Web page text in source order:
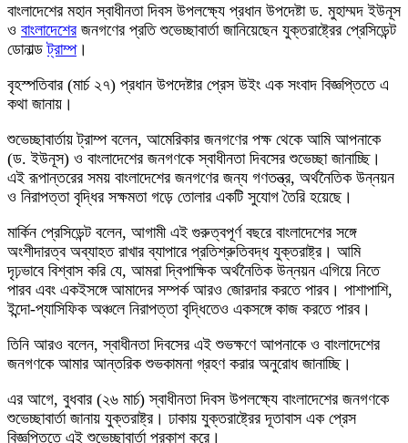
বাংলাদেশের মহান স্বাধীনতা দিবস উপলক্ষ্যে প্রধান উপদেষ্টা ড. মুহাম্মদ ইউনূস
ও বাংলাদেশেরজনগণের প্রতি শুভেচ্ছাবার্তা জানিয়েছেন যুক্তরাষ্ট্রের প্রেসিডেন্ট
ডোনাল্ডট্রাম্প।
বৃহস্পতিবার (মার্চ ২৭) প্রধান উপদেষ্টার প্রেস উইং এক সংবাদ বিজ্ঞপ্তিতে এ
কথা জানায়।
শুভেচ্ছাবার্তায় ট্রাম্প বলেন, আমেরিকার জনগণের পক্ষ থেকে আমি আপনাকে
(ড. ইউনূস) ও বাংলাদেশের জনগণকে স্বাধীনতা দিবসের শুভেচ্ছা জানাচ্ছি।
এই রূপান্তরের সময় বাংলাদেশের জনগণের জন্য গণতন্ত্র, অর্থনৈতিক উন্নয়ন
ও নিরাপত্তা বৃদ্ধির সক্ষমতা গড়ে তোলার একটি সুযোগ তৈরি হয়েছে।
মার্কিন প্রেসিডেন্ট বলেন, আগামী এই গুরুত্বপূর্ণ বছরে বাংলাদেশের সঙ্গে
অংশীদারত্ব অব্যাহত রাখার ব্যাপারে প্রতিশ্রুতিবদ্ধ যুক্তরাষ্ট্র। আমি
দৃঢ়ভাবে বিশ্বাস করি যে, আমরা দ্বিপাক্ষিক অর্থনৈতিক উন্নয়ন এগিয়ে নিতে
পারব এবং একইসঙ্গে আমাদের সম্পর্ক আরও জোরদার করতে পারব। পাশাপাশি,
ইন্দো-প্যাসিফিক অঞ্চলে নিরাপত্তা বৃদ্ধিতেও একসঙ্গে কাজ করতে পারব।
তিনি আরও বলেন, স্বাধীনতা দিবসের এই শুভক্ষণে আপনাকে ও বাংলাদেশের
জনগণকে আমার আন্তরিক শুভকামনা গ্রহণ করার অনুরোধ জানাচ্ছি।
এর আগে, বুধবার (২৬ মার্চ) স্বাধীনতা দিবস উপলক্ষ্যে বাংলাদেশের জনগণকে
শুভেচ্ছাবার্তা জানায় যুক্তরাষ্ট্র। ঢাকায় যুক্তরাষ্ট্রের দূতাবাস এক প্রেস
বিজ্ঞপ্তিতে এই শুভেচ্ছাবার্তা প্রকাশ করে।